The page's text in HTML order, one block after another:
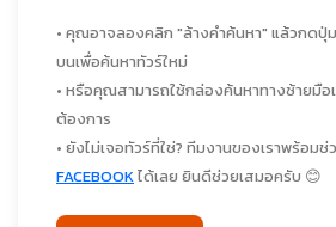
• คุณอาจลองคลิก "ล้างคำค้นหา" แล้วกดปุ่
บนเพื่อค้นหาทัวร์ใหม่
• หรือคุณสามารถใช้กล่องค้นหาทางซ้ายมือ
ต้องการ
• ยังไม่เจอทัวร์ที่ใช่? ทีมงานของเราพร้อมช่
FACEBOOKได้เลย ยินดีช่วยเสมอครับ 😊